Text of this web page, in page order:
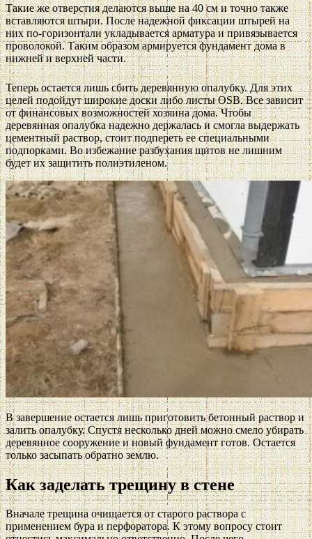
Такие же отверстия делаются выше на 40 см и точно также
вставляются штыри. После надежной фиксации штырей на
них по-горизонтали укладывается арматура и привязывается
проволокой. Таким образом армируется фундамент дома в
нижней и верхней части.
Теперь остается лишь сбить деревянную опалубку. Для этих
целей подойдут широкие доски либо листы OSB. Все зависит
от финансовых возможностей хозяина дома. Чтобы
деревянная опалубка надежно держалась и смогла выдержать
цементный раствор, стоит подпереть ее специальными
подпорками. Во избежание разбухания щитов не лишним
будет их защитить полиэтиленом.
В завершение остается лишь приготовить бетонный раствор и
залить опалубку. Спустя несколько дней можно смело убирать
деревянное сооружение и новый фундамент готов. Остается
только засыпать обратно землю.
Как заделать трещину в стене
Вначале трещина очищается от старого раствора с
применением бура и перфоратора. К этому вопросу стоит